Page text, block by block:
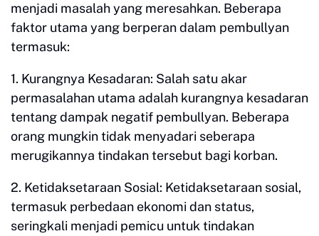
menjadi masalah yang meresahkan. Beberapa
faktor utama yang berperan dalam pembullyan
termasuk:
1. Kurangnya Kesadaran: Salah satu akar
permasalahan utama adalah kurangnya kesadaran
tentang dampak negatif pembullyan. Beberapa
orang mungkin tidak menyadari seberapa
merugikannya tindakan tersebut bagi korban.
2. Ketidaksetaraan Sosial: Ketidaksetaraan sosial,
termasuk perbedaan ekonomi dan status,
seringkali menjadi pemicu untuk tindakan